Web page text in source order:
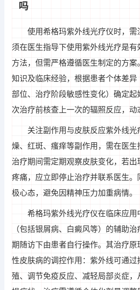
吗
使用希格玛紫外线光疗仪时，需
须在医生指导下使用紫外线光疗是
方法，但需严格遵循医生制定的方
知识及临床经验，根据患者个体差异
部位、治疗阶段敏感性变化）确定起
次治疗前核查上一次的辐照反应，动
关注副作用与皮肤反应紫外线光
燥、红斑、瘙痒等副作用，需在医生
治疗期间需定期观察皮肤变化，若
疼痛，应立即停止治疗并联系医生。
极心态，避免因精神压力加重病情。
希格玛紫外线光疗仪在临床应用
（包括银屑病、白癜风等）的辅助
期随访下由患者自行操作。其治疗原
性皮肤病的调控作用：紫外线可通过
殖、调节免疫反应、减轻局部炎症，